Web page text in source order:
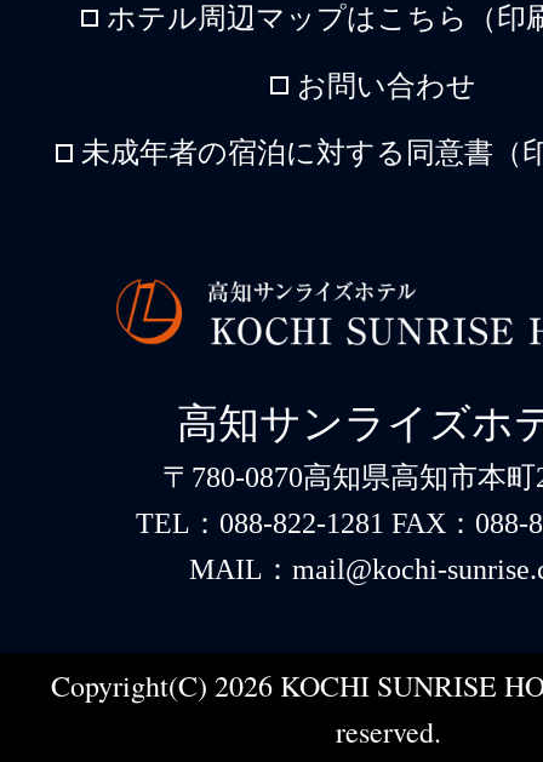
ホテル周辺マップはこちら（印
お問い合わせ
未成年者の宿泊に対する同意書（
高知サンライズホ
〒780-0870高知県高知市本町
TEL：088-822-1281 FAX：088-
MAIL：mail@kochi-
Copyright(C) 2026 KOCHI SUNRISE
reserved.